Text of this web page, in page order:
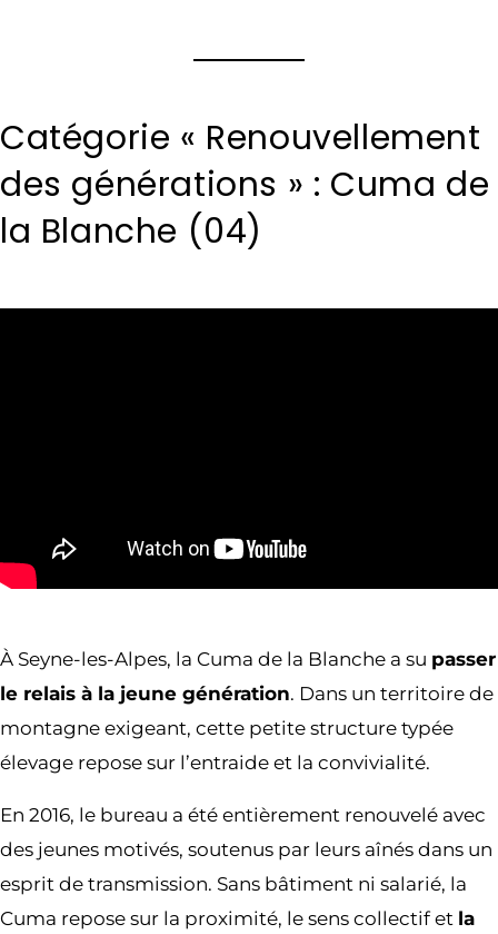
Catégorie « Renouvellement
des générations » : Cuma de
la Blanche (04)
À Seyne-les-Alpes, la Cuma de la Blanche a su passer
le relais à la jeune génération. Dans un territoire de
montagne exigeant, cette petite structure typée
élevage repose sur l’entraide et la convivialité.
En 2016, le bureau a été entièrement renouvelé avec
des jeunes motivés, soutenus par leurs aînés dans un
esprit de transmission. Sans bâtiment ni salarié, la
Cuma repose sur la proximité, le sens collectif et la